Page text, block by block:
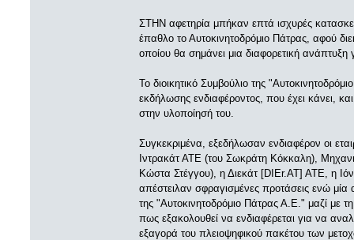
ΣΤΗΝ αφετηρία μπήκαν επτά ισχυρές
έπαθλο το Αυτοκινητοδρόμιο Πάτρας, αφού
οποίου θα σημάνει μια διαφορετική
Το διοικητικό Συμβούλιο της
εκδήλωσης ενδιαφέροντος, που έχει κάνει,
στην υλοποίησή του.
Συγκεκριμένα, εξεδήλωσαν ενδιαφέρον οι
Ιντρακάτ ΑΤΕ (του Σωκράτη Κόκκαλη),
Κώστα Στέγγου), η Διεκάτ [DIEr.AT] ΑΤΕ, η
απέστειλαν σφραγισμένες προτάσεις ενώ
της "Αυτοκινητοδρόμιο Πάτρας Α.Ε." μαζί με
πως εξακολουθεί να ενδιαφέρεται για να
εξαγορά του πλειοψηφικού πακέτου των